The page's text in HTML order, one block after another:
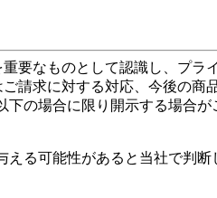
要なものとして認識し、プ
請求に対する対応、今後の
の場合に限り開示する場合が
る可能性があると当社で判断